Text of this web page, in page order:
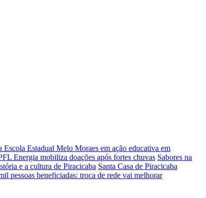
Estadual Melo Moraes em ação educativa em
Energia mobiliza doações após fortes chuvas Sabores na
e a cultura de Piracicaba Santa Casa de Piracicaba
pessoas beneficiadas: troca de rede vai melhorar